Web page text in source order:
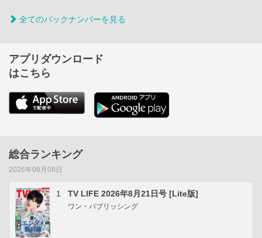
全てのバックナンバーを見る
アプリダウンロード
はこちら
総合ランキング
2026年08月08日
1 TV LIFE 2026年8月21日号 [Lite版]
ワン・パブリッシング